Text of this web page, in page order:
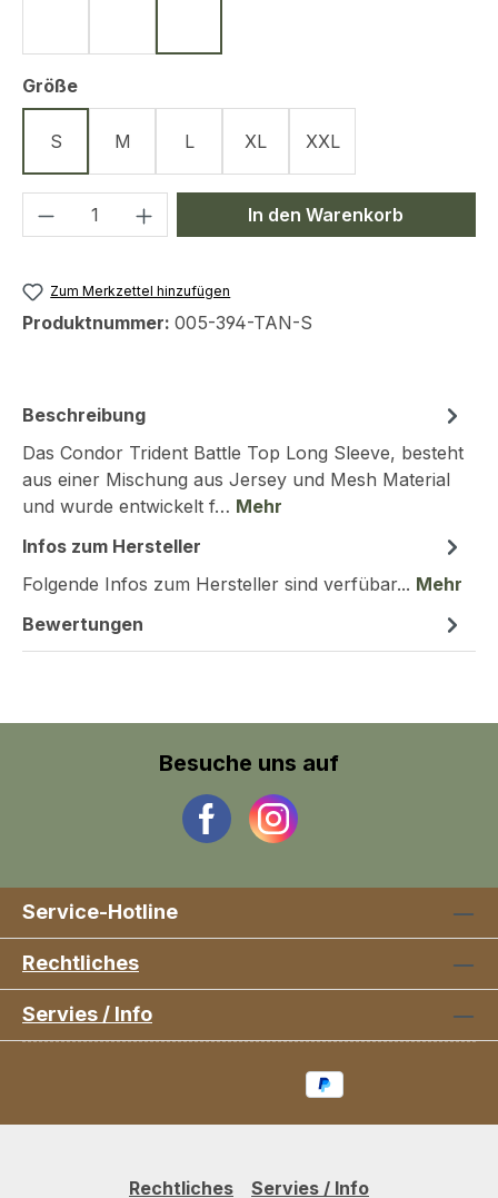
Größeauswählen
S M L XL XXL
Produkt Anzahl: Gib denIn den Warenkorb
Zum Merkzettel hinzufügen
Produktnummer: 005-394-TAN-S
Beschreibung
Das Condor Trident Battle Top Long Sleeve, besteht
aus einer Mischung aus Jersey und Mesh Material
und wurde entwickelt f… Mehr
Infos zum Hersteller
Folgende Infos zum Hersteller sind verfübar... Mehr
Bewertungen
Besuche uns auf
Service-Hotline
Rechtliches
Servies / Info
Rechtliches Servies / Info